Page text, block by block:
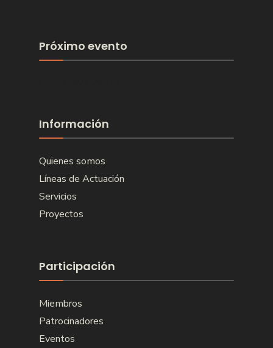
Próximo evento
Información
Quienes somos
Líneas de Actuación
Servicios
Proyectos
Participación
Miembros
Patrocinadores
Eventos